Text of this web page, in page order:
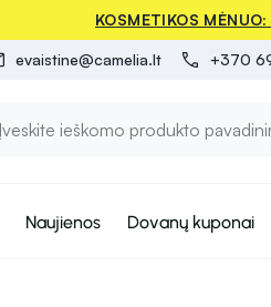
KOSMETIKOS
evaistine@camelia.lt +370
Naujienos Dovanų kuponai